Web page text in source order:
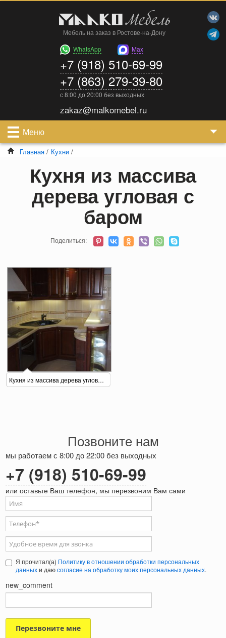
Мебель на заказ в Ростове-на-Дону
WhatsApp
Max
+7 (918) 510-69-99
+7 (863) 279-39-80
с 8:00 до 20:00 без выходных
zakaz@malkomebel.ru
Меню
Главная / Кухни /
Кухня из массива
дерева угловая с
баром
Поделиться:
Кухня из массива дерева угловая с баром
Позвоните нам
мы работаем с 8:00 до 22:00 без выходных
+7 (918) 510-69-99
или оставьте Ваш телефон, мы перезвоним Вам сами
Ваше имя
Телефон*
Удобное время для звонка
Я прочитал(а) Политику в отношении обработки персональных
данныхи даюсогласие на обработку моих персональных данных.
new_comment